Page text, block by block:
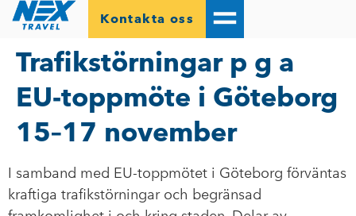
Kontakta oss
Trafik­störningar p g a
EU-toppmöte i Göteborg
15–17 november
I samband med EU-toppmötet i Göteborg förväntas
kraftiga trafikstörningar och begränsad